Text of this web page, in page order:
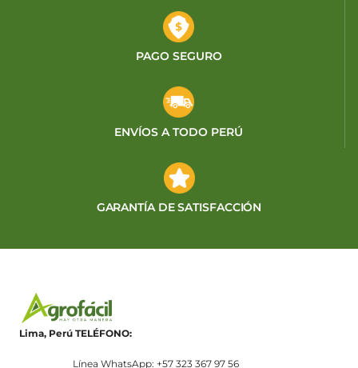
PAGO SEGURO
ENVÍOS A TODO PERÚ
GARANTÍA DE SATISFACCIÓN
Lima, Perú TELÉFONO:
Línea WhatsApp: +57 323 367 97 56